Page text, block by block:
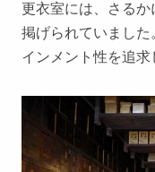
更衣室には、さる
掲げられていまし
インメント性を追求